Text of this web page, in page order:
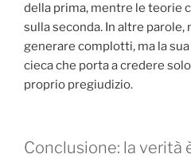
della prima, mentre le teorie
sulla seconda. In altre
generare complotti, ma la
cieca che porta a credere
proprio pregiudizio.
Conclusione: la verità